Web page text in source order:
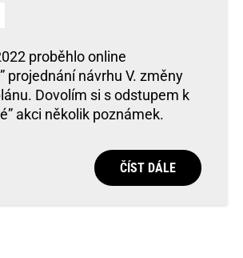
proběhlo online
projednání návrhu V. změny
Dovolím si s odstupem k
akci několik poznámek.
ČÍST DÁLE